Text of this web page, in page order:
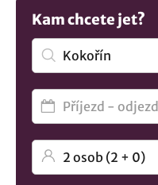
Podívejte se na více tipů na
Kam chcete jet?